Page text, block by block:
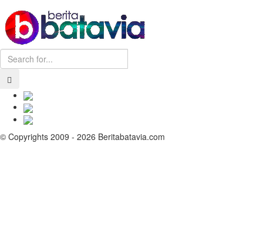
© Copyrights 2009 - 2026 Beritabatavia.com